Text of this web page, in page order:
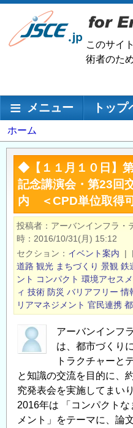
メ
ン
移
このサイ
術者のた
メインナビゲーション
メニュー トッ
パ
ン
く
ず
ホーム
◆【１１月１０日】
記念講演会・第23回
内 ＜CPD単位取得
投稿者 アーバンインフラ・
時
2016/10/31(月) 15:12
セクション
イベント案内 |
道路 観光 まちづくり 景観 鉄
ント コンパクト 環境アセス
ィ 技術 防災 バリアフリー 情
リアマネジメント 官民連携
アーバンインフ
は、都市づくり
トラクチャーと
と知識の交流を目的に、
究発表会を実施してまい
2016年は 「コンパクト
メント」をテーマに、論